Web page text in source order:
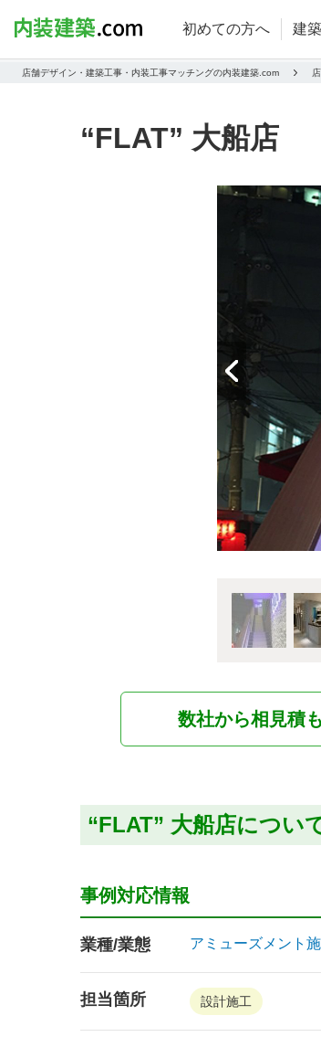
初めての方へ 建
店舗デザイン・建築工事・内装工事マッチングの内装建築.com
“FLAT” 大船店
数社から相見積
“FLAT” 大船店につい
事例対応情報
業種/業態 アミューズメント
担当箇所 設計施工